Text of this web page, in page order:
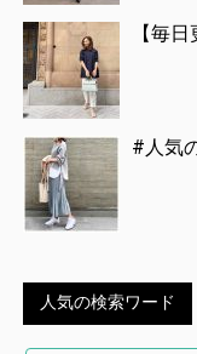
【毎
#人気
人気の検索ワード